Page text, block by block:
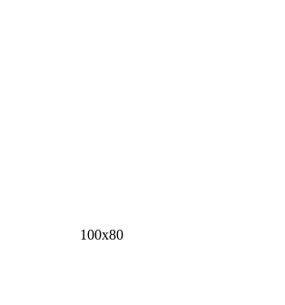
100х80